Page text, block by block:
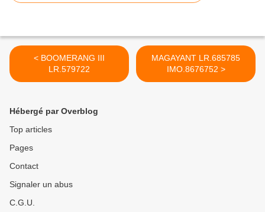
< BOOMERANG III
LR.579722
MAGAYANT LR.685785
IMO.8676752 >
Hébergé par Overblog
Top articles
Pages
Contact
Signaler un abus
C.G.U.